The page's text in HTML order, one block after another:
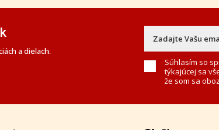
a dielach.
Súhlasím so
týkajúcej sa
že som sa